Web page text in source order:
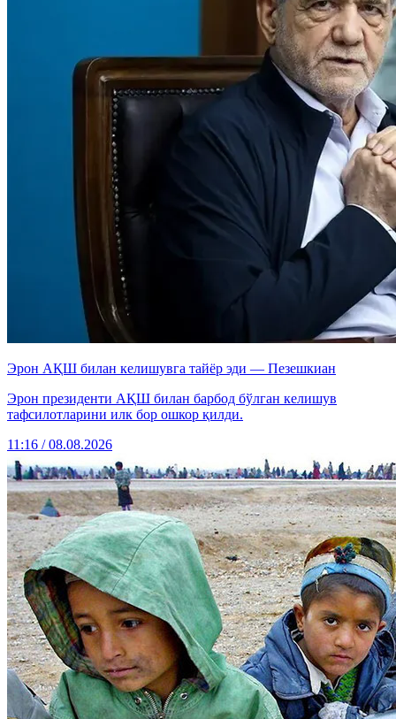
Эрон АҚШ билан келишувга тайёр эди — Пезешкиан
Эрон президенти АҚШ билан барбод бўлган келишув
тафсилотларини илк бор ошкор қилди.
11:16 / 08.08.2026